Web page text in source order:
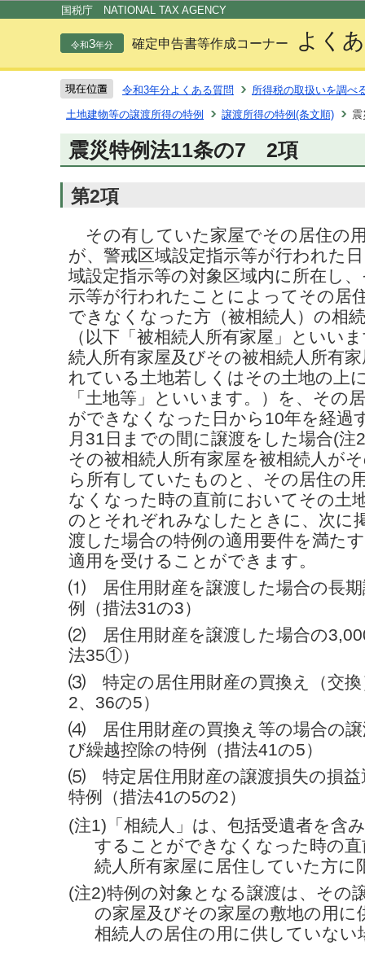
国税庁 NATIONAL TAX AGENCY
令和3年分 確定申告書等作成コーナー よく
令和3年分よくある質問
所得税の取扱いを調べ
土地建物等の譲渡所得の特例
譲渡所得の特例(条文順)
震災特例法11条の7 2項
第2項
その有していた家屋でその居住の
が、警戒区域設定指示等が行われた
域設定指示等の対象区域内に所在し
示等が行われたことによってその居
できなくなった方（被相続人）の相
（以下「被相続人所有家屋」といい
続人所有家屋及びその被相続人所有
れている土地若しくはその土地の上
「土地等」といいます。）を、その
ができなくなった日から10年を経過
月31日までの間に譲渡をした場合(注
その被相続人所有家屋を被相続人が
ら所有していたものと、その居住の
なくなった時の直前においてその土
のとそれぞれみなしたときに、次に
渡した場合の特例の適用要件を満た
適用を受けることができます。
⑴ 居住用財産を譲渡した場合の長期
例（措法31の3）
⑵ 居住用財産を譲渡した場合の
法35①）
⑶ 特定の居住用財産の買換え（交換
2、36の5）
⑷ 居住用財産の買換え等の場合の譲
び繰越控除の特例（措法41の5）
⑸ 特定居住用財産の譲渡損失の損益
特例（措法41の5の2）
(注1)「相続人」は、包括受遺者を含
することができなくなった時の
続人所有家屋に居住していた方に
(注2)特例の対象となる譲渡は、その
の家屋及びその家屋の敷地の用に
相続人の居住の用に供していない